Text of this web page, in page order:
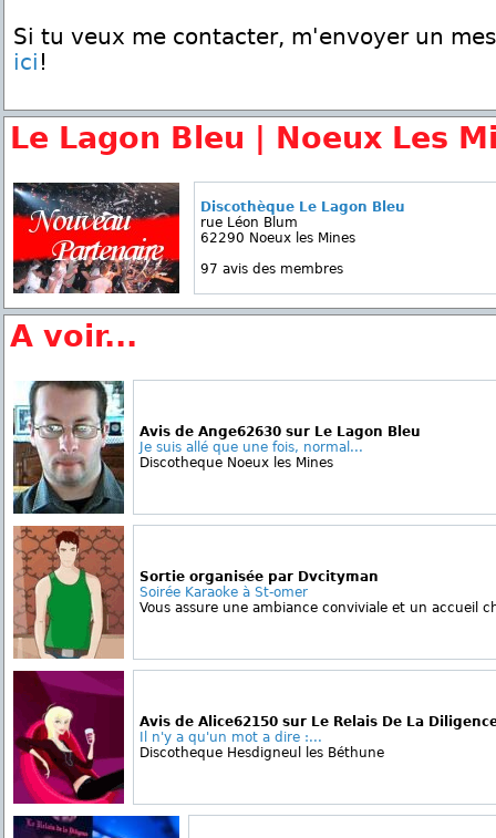
Si tu veux me contacter, m'envoyer un
ici !
Le Lagon Bleu | Noeux Les
Discothèque Le Lagon Bleu
rue Léon Blum
62290 Noeux les Mines
97 avis des membres
A voir...
Avis de Ange62630 sur Le Lagon Bleu
Je suis allé que une fois, normal...
Discotheque Noeux les Mines
Sortie organisée par Dvcityman
Soirée Karaoke à St-omer
Vous assure une ambiance conviviale et un accueil
Avis de Alice62150 sur Le Relais De La
Il n'y a qu'un mot a dire :...
Discotheque Hesdigneul les Béthune